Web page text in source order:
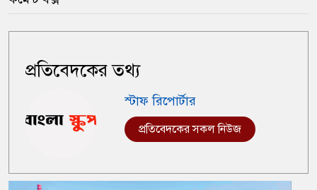
প্রতিবেদকের তথ্য
স্টাফ রিপোর্টার
প্রতিবেদকের সকল নিউজ